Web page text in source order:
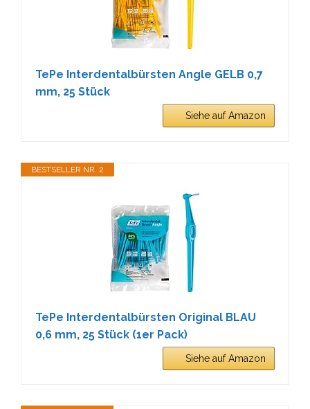
TePe Interdentalbürsten Angle GELB 0,7
mm, 25 Stück
Siehe auf Amazon
BESTSELLER NR. 2
TePe Interdentalbürsten Original BLAU
0,6 mm, 25 Stück (1er Pack)
Siehe auf Amazon